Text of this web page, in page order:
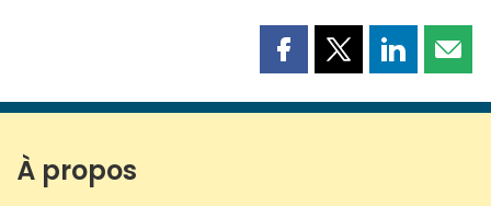
Partager
page
Partager
page
Partager
page page
À propos